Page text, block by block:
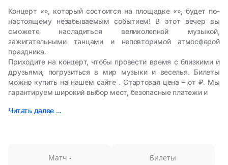
Концерт «», который состоится на площадке «», будет по-
настоящему незабываемым событием! В этот вечер вы
сможете насладиться великолепной музыкой,
зажигательными танцами и неповторимой атмосферой
праздника.
Приходите на концерт, чтобы провести время с близкими и
друзьями, погрузиться в мир музыки и веселья. Билеты
можно купить на нашем сайте . Стартовая цена – от ₽. Мы
гарантируем широкий выбор мест, безопасные платежи и
Читать далее ...
Матч - Билеты